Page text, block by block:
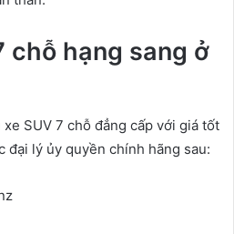
chỗ hạng sang ở
SUV 7 chỗ đẳng cấp với giá tốt
đại lý ủy quyền chính hãng sau: